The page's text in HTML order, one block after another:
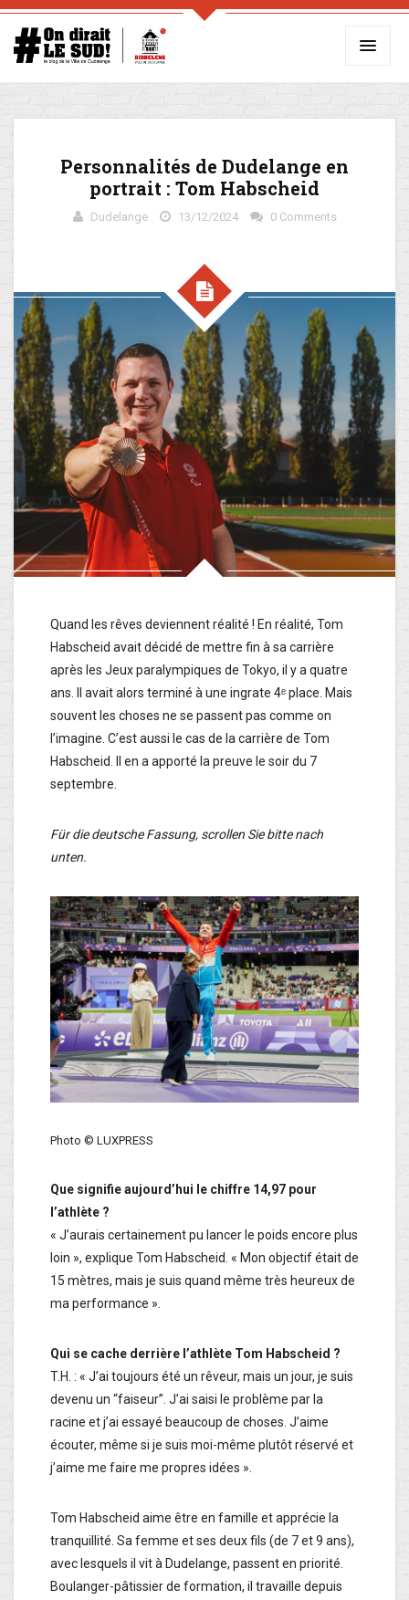
Personnalités de Dudelange en
portrait : Tom Habscheid
Dudelange 13/12/2024 0 Comments
Quand les rêves deviennent réalité ! En réalité, Tom
Habscheid avait décidé de mettre fin à sa carrière
après les Jeux paralympiques de Tokyo, il y a quatre
ans. Il avait alors terminé à une ingrate 4ᵉ place. Mais
souvent les choses ne se passent pas comme on
l’imagine. C’est aussi le cas de la carrière de Tom
Habscheid. Il en a apporté la preuve le soir du 7
septembre.
Für die deutsche Fassung, scrollen Sie bitte nach
unten.
Photo © LUXPRESS
Que signifie aujourd’hui le chiffre 14,97 pour
l’athlète ?
« J’aurais certainement pu lancer le poids encore plus
loin », explique Tom Habscheid. « Mon objectif était de
15 mètres, mais je suis quand même très heureux de
ma performance ».
Qui se cache derrière l’athlète Tom Habscheid ?
T.H. : « J’ai toujours été un rêveur, mais un jour, je suis
devenu un “faiseur”. J’ai saisi le problème par la
racine et j’ai essayé beaucoup de choses. J’aime
écouter, même si je suis moi-même plutôt réservé et
j’aime me faire me propres idées ».
Tom Habscheid aime être en famille et apprécie la
tranquillité. Sa femme et ses deux fils (de 7 et 9 ans),
avec lesquels il vit à Dudelange, passent en priorité.
Boulanger-pâtissier de formation, il travaille depuis